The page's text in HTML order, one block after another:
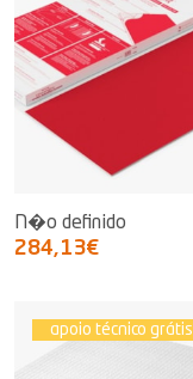
N�o definido
284,13€
apoio técnico grátis